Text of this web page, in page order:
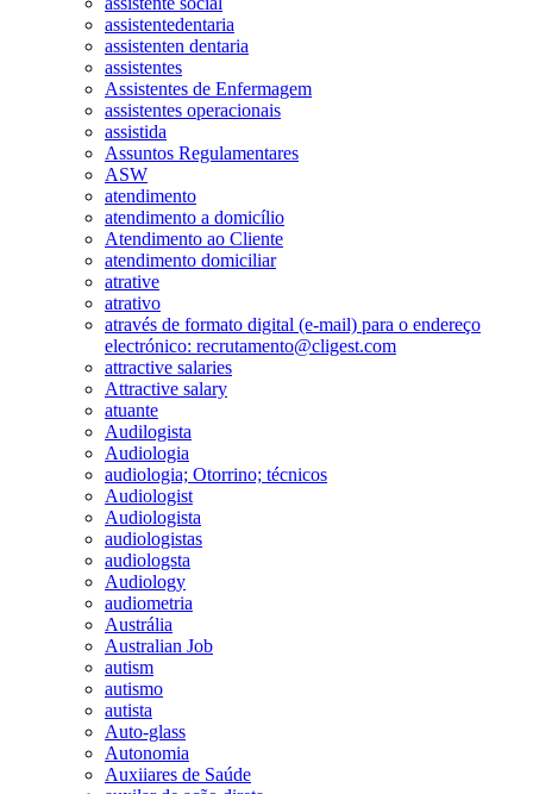
assistentedentaria
assistenten dentaria
assistentes
Assistentes de Enfermagem
assistentes operacionais
assistida
Assuntos Regulamentares
ASW
atendimento
atendimento a domicílio
Atendimento ao Cliente
atendimento domiciliar
atrative
atrativo
através de formato digital (e-mail) para o endereço
electrónico: recrutamento@cligest.com
attractive salaries
Attractive salary
atuante
Audilogista
Audiologia
audiologia; Otorrino; técnicos
Audiologist
Audiologista
audiologistas
audiologsta
Audiology
audiometria
Austrália
Australian Job
autism
autismo
autista
Auto-glass
Autonomia
Auxiiares de Saúde